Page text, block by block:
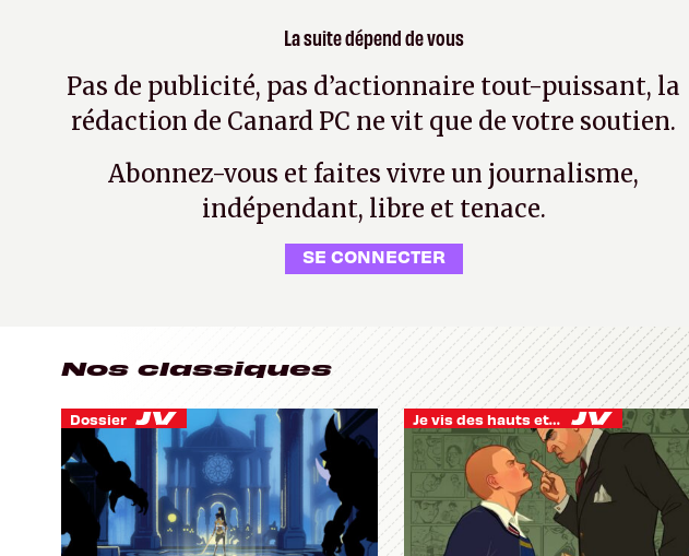
La suite dépend de vous
Pas de publicité, pas d’actionnaire tout-puissant, la
rédaction de Canard PC ne vit que de votre soutien.
Abonnez-vous et faites vivre un journalisme,
indépendant, libre et tenace.
SE CONNECTER
Nos classiques
Dossier Je vis des hauts et des bas